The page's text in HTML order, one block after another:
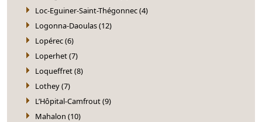
Loc-Eguiner-Saint-Thégonnec (4)
Logonna-Daoulas (12)
Lopérec (6)
Loperhet (7)
Loqueffret (8)
Lothey (7)
L’Hôpital-Camfrout (9)
Mahalon (10)